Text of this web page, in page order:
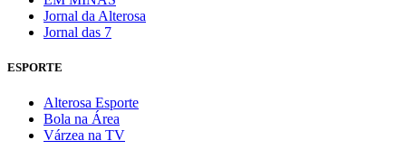
Jornal da Alterosa
Jornal das 7
ESPORTE
Alterosa Esporte
Bola na Área
Várzea na TV